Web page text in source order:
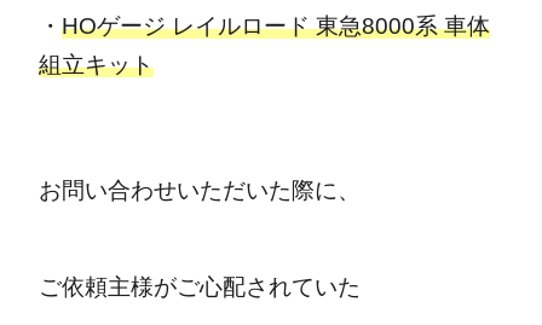
・ HOゲージ レイルロード 東急8000系 車体
組立キット
お問い合わせいただいた際に、
ご依頼主様がご心配されていた